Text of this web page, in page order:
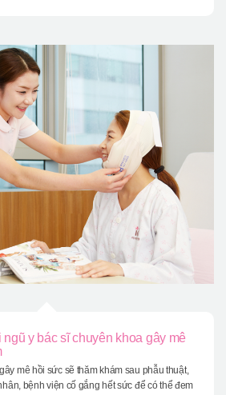
y bác sĩ chuyên khoa gây mê
mê hồi sức sẽ thăm khám sau phẫu thuật,
bệnh viện cố gắng hết sức để có thể đem